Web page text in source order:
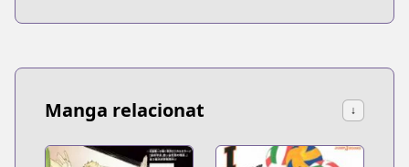
Manga relacionat ↓